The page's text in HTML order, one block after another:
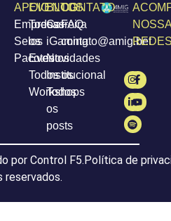
APOIO
Empresas
Selos
Pacotes
EVENTOS
Todos
os
Eventos
Todos os
Workshops
BLOG
Carreira
iGaming
Novidades
Institucional
Todos
os
posts
CONTATO
FAQ
contato@amig.bet
por Control F5.
reservados.
Política de